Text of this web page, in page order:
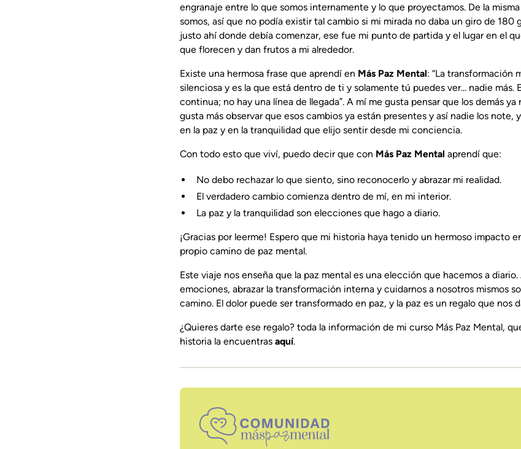
engranaje entre lo que somos internamente y lo que proyectamos. De la
somos, así que no podía existir tal cambio si mi mirada no daba un giro de 180
justo ahí donde debía comenzar, ese fue mi punto de partida y el lugar en el
que florecen y dan frutos a mi alrededor.
Existe una hermosa frase que aprendí en Más Paz Mental: “La transformación
silenciosa y es la que está dentro de ti y solamente tú puedes ver... nadie más.
continua; no hay una línea de llegada”. A mí me gusta pensar que los demás
gusta más observar que esos cambios ya están presentes y así nadie los note,
en la paz y en la tranquilidad que elijo sentir desde mi conciencia.
Con todo esto que viví, puedo decir que con Más Paz Mental aprendí que:
No debo rechazar lo que siento, sino reconocerlo y abrazar mi realidad.
El verdadero cambio comienza dentro de mí, en mi interior.
La paz y la tranquilidad son elecciones que hago a diario.
¡Gracias por leerme! Espero que mi historia haya tenido un hermoso impacto
propio camino de paz mental.
Este viaje nos enseña que la paz mental es una elección que hacemos a
emociones, abrazar la transformación interna y cuidarnos a nosotros mismos
camino. El dolor puede ser transformado en paz, y la paz es un regalo que nos
¿Quieres darte ese regalo? toda la información de mi curso Más Paz Mental,
historia la encuentras aquí.